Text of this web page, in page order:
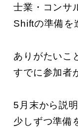
士業・コンサ
Shiftの準備を
ありがたいこ
すでに参加者
5月末から説
少しずつ準備